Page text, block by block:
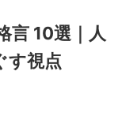
言 10選｜人
す視点